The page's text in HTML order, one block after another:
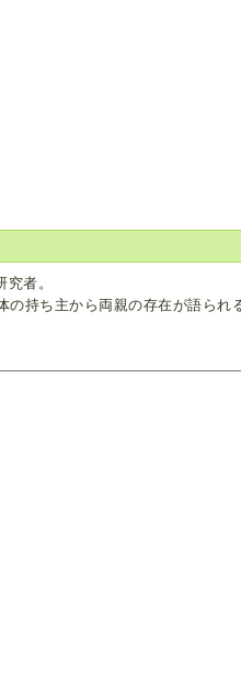
究者。
の持ち主から両親の存在が語られ